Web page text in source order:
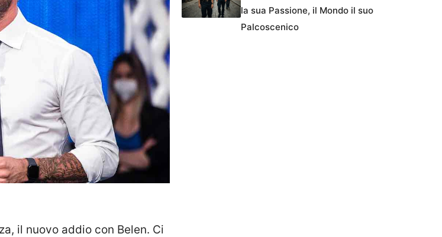
il nuovo addio con Belen. Ci
la sua Passione, il Mondo il suo
Palcoscenico